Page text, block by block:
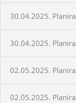
30.04.2025.
30.04.2025.
02.05.2025.
02.05.2025.